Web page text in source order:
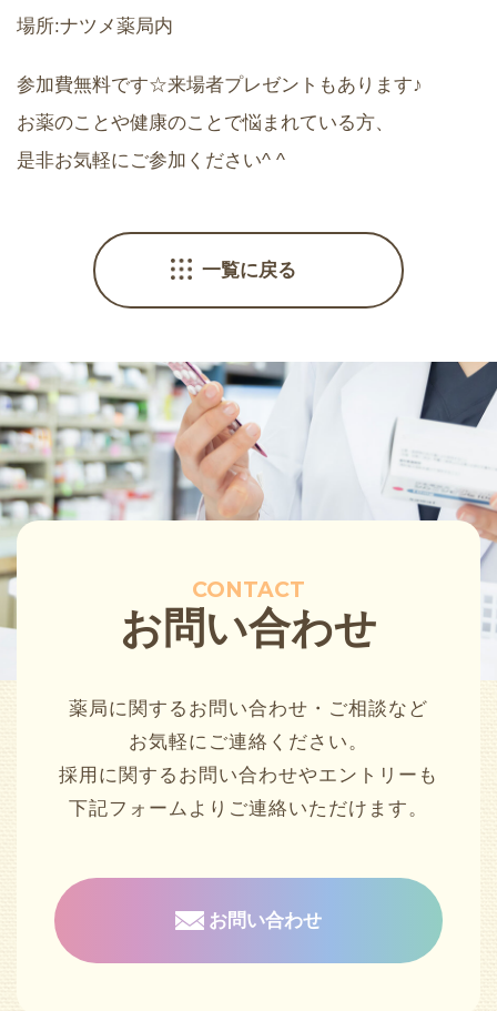
場所:ナツメ薬局内
参加費無料です☆来場者プレゼントもあります♪
お薬のことや健康のことで悩まれている方、
是非お気軽にご参加ください^ ^
一覧に戻る
CONTACT
お問い合わせ
薬局に関するお問い合わせ・ご相談など
お気軽にご連絡ください。
採用に関するお問い合わせやエントリーも
下記フォームよりご連絡いただけます。
お問い合わせ